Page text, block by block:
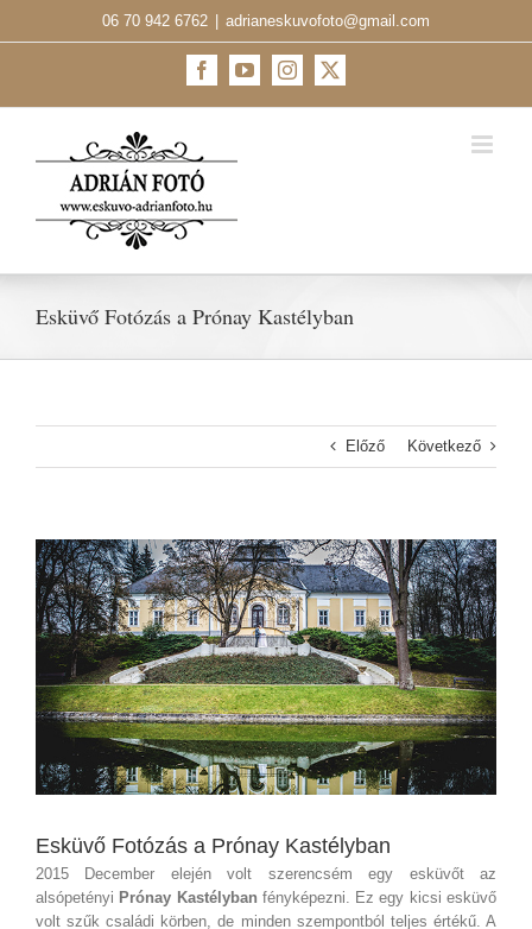
06 70 942 6762 adrianeskuvofoto@gmail.com
FacebookYouTubeInstagram
X
Esküvő Fotózás a Prónay Kastélyban
Előző Következő
View
Larger
Image
Esküvő Fotózás a Prónay Kastélyban
2015 December elején volt szerencsém egy esküvőt az
alsópetényi Prónay Kastélyban fényképezni. Ez egy kicsi esküvő
volt szűk családi körben, de minden szempontból teljes értékű. A